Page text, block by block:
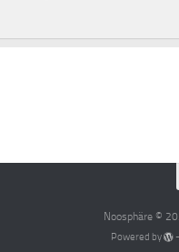
Noosphäre ©
Powered by -